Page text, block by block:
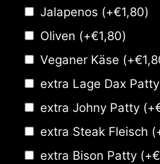
Jalapenos (+€1,80)
Oliven (+€1,80)
Veganer Käse (+€
extra Lage Dax Patty
extra Johny Patty (+
extra Steak Fleisch
extra Bison Patty (+€